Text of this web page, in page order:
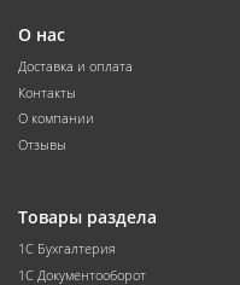
О нас
Доставка и оплата
Контакты
О компании
Отзывы
Товары раздела
1С Бухгалтерия
1С Документооборот